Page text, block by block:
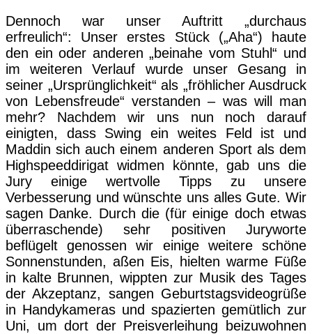
Dennoch war unser Auftritt „durchaus
erfreulich“: Unser erstes Stück („Aha“) haute
den ein oder anderen „beinahe vom Stuhl“ und
im weiteren Verlauf wurde unser Gesang in
seiner „Ursprünglichkeit“ als „fröhlicher Ausdruck
von Lebensfreude“ verstanden – was will man
mehr? Nachdem wir uns nun noch darauf
einigten, dass Swing ein weites Feld ist und
Maddin sich auch einem anderen Sport als dem
Highspeeddirigat widmen könnte, gab uns die
Jury einige wertvolle Tipps zu unsere
Verbesserung und wünschte uns alles Gute. Wir
sagen Danke. Durch die (für einige doch etwas
überraschende) sehr positiven Juryworte
beflügelt genossen wir einige weitere schöne
Sonnenstunden, aßen Eis, hielten warme Füße
in kalte Brunnen, wippten zur Musik des Tages
der Akzeptanz, sangen Geburtstagsvideogrüße
in Handykameras und spazierten gemütlich zur
Uni, um dort der Preisverleihung beizuwohnen